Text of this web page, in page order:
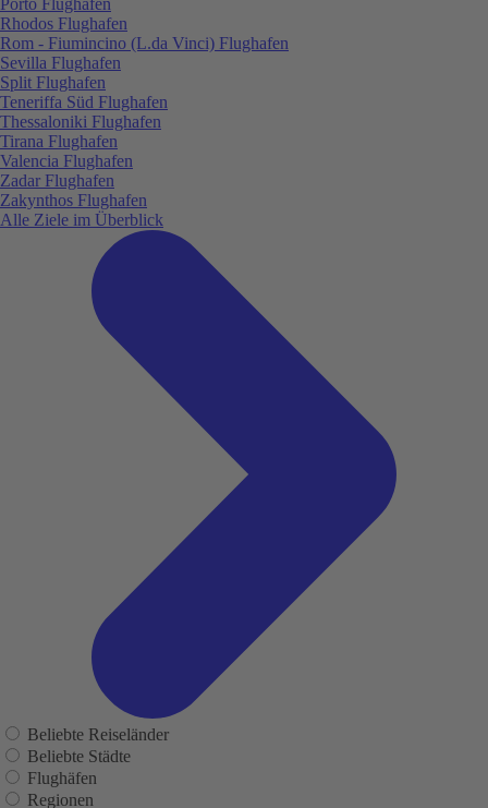
Rhodos Flughafen
Rom - Fiumincino (L.da Vinci) Flughafen
Sevilla Flughafen
Split Flughafen
Teneriffa Süd Flughafen
Thessaloniki Flughafen
Tirana Flughafen
Valencia Flughafen
Zadar Flughafen
Zakynthos Flughafen
Alle Ziele im Überblick
Beliebte Reiseländer
Beliebte Städte
Flughäfen
Regionen